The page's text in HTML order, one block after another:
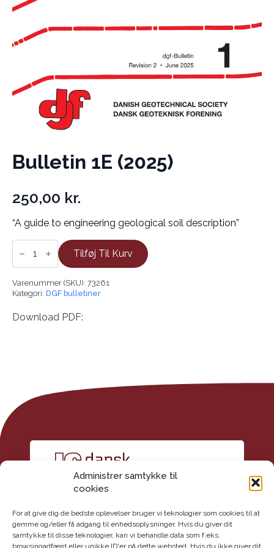
Administrer samtykke til
cookies
For at give dig de bedste oplevelser bruger vi teknologier som cookies til at
gemme og/eller få adgang til enhedsoplysninger. Hvis du giver dit
samtykke til disse teknologier, kan vi behandle data som f.eks.
browsingadfærd eller unikke ID'er på dette websted. Hvis du ikke giver dit
Bulletin 1E (2025)
250,00 kr.
“A guide to engineering geological soil description”
Bulletin
1E
Tilføj Til Kurv
Varenummer (SKU): 73261
Kategori: DGF bulletiner
Download PDF:
Kontakt